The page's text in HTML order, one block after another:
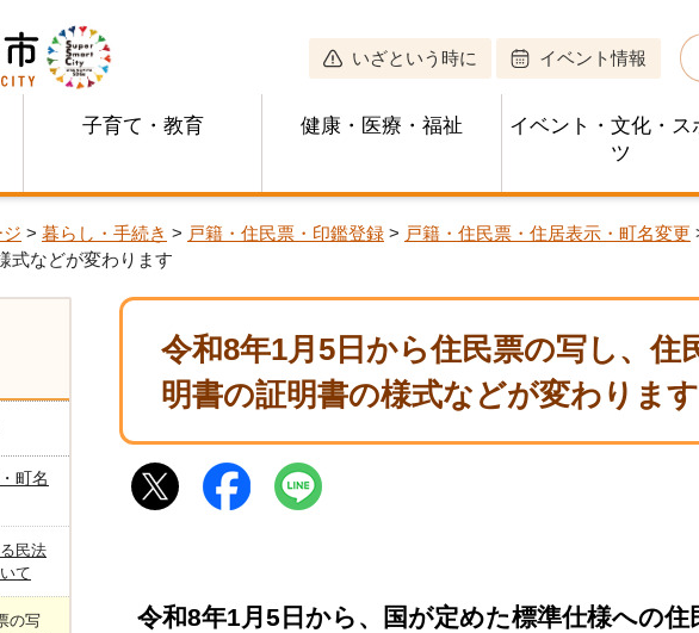
いざという時に イベント情報
子育て・教育 健康・医療・福祉
イベント・文化・ス
ツ
ジ > 暮らし・手続き > 戸籍・住民票・印鑑登録 > 戸籍・住民票・住居表示・町名変更
式などが変わります
令和8年1月5日から住民票の写し、住
明書の証明書の様式などが変わります
令和8年1月5日から、国が定めた標準仕様への
町名
民法
て
の写